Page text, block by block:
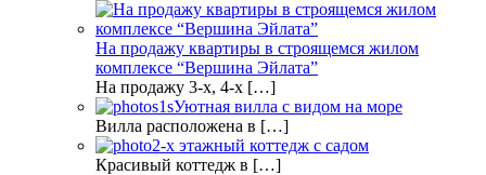
На продажу квартиры в строящемся жилом
комплексе “Вершина Эйлата”
На продажу 3-х, 4-х […]
Уютная вилла с видом на море
Вилла расположена в […]
2-х этажный коттедж с садом
Красивый коттедж в […]